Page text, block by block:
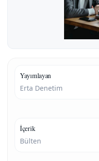
Yayımlayan
Erta Denetim
İçerik
Bülten